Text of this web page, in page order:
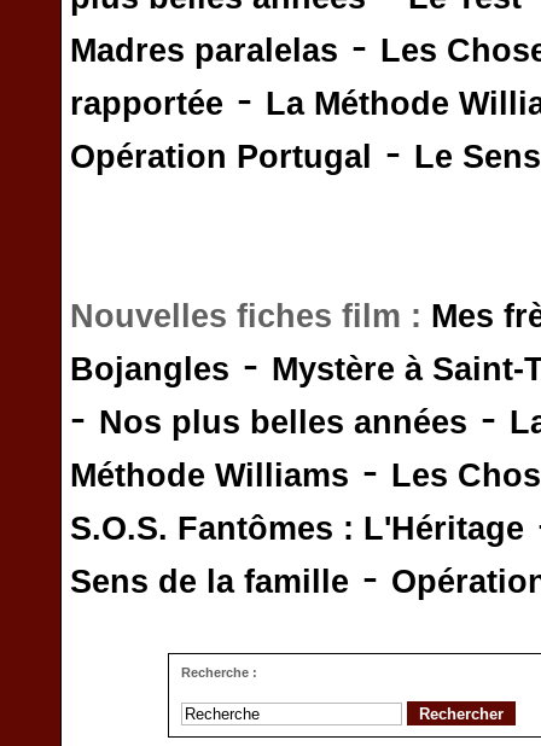
Madres paralelas - Les
rapportée - La Méthode
Opération Portugal
- Le
Nouvelles fiches film : Mes
Bojangles - Mystère à Saint-
- Nos plus belles années -
Méthode Williams - Les
S.O.S. Fantômes : L'Héritage
Sens de la famille -
Recherche :